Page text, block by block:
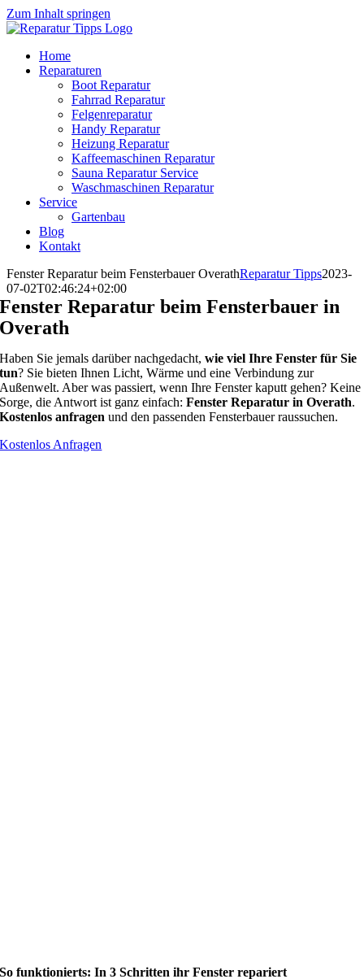
Zum Inhalt springen
Home
Reparaturen
Boot Reparatur
Fahrrad Reparatur
Felgenreparatur
Handy Reparatur
Heizung Reparatur
Kaffeemaschinen Reparatur
Sauna Reparatur Service
Waschmaschinen Reparatur
Service
Gartenbau
Blog
Kontakt
Fenster Reparatur beim Fensterbauer OverathReparatur Tipps2023-
07-02T02:46:24+02:00
Fenster Reparatur beim Fensterbauer in
Overath
Haben Sie jemals darüber nachgedacht,wie viel Ihre Fenster für Sie
tun? Sie bieten Ihnen Licht, Wärme und eine Verbindung zur
Außenwelt. Aber was passiert, wenn Ihre Fenster kaputt gehen? Keine
Sorge, die Antwort ist ganz einfach: Fenster Reparatur in Overath.
Kostenlos anfragen und den passenden Fensterbauer raussuchen.
Kostenlos Anfragen
So funktionierts: In 3 Schritten ihr Fenster repariert